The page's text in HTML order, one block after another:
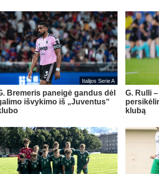
Italijos Serie A
Bremeris paneigė gandus dėl
išvykimo iš „Juventus“
G. Rulli
klubą